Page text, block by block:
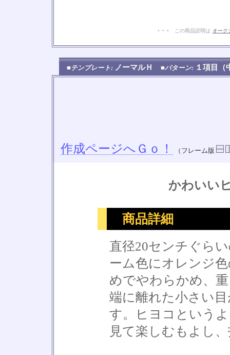
+ + + この商品説明は オーク
■テンプレート: ノーマルＨ ■パターン: １項目
作成ページへＧｏ！ （フレーム版
かわいい
商品詳細
直径20センチぐら
ーム色にオレンジ
めでやわらかめ、
端に離れた小さい
す。ヒヨコという
見て楽しむもよし